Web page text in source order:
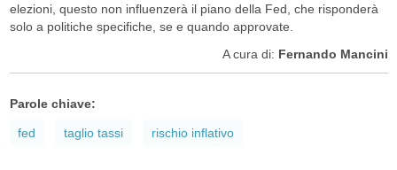
elezioni, questo non influenzerà il piano della Fed, che risponderà
solo a politiche specifiche, se e quando approvate.
A cura di: Fernando Mancini
Parole chiave:
fed taglio tassi rischio inflativo